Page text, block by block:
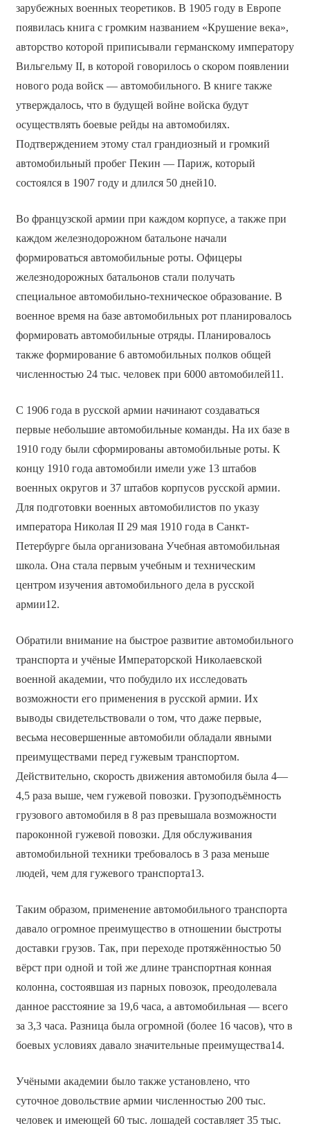
зарубежных военных теоретиков. В 1905 году в Европе
появилась книга с громким названием «Крушение века»,
авторство которой приписывали германскому императору
Вильгельму II, в которой говорилось о скором появлении
нового рода войск — автомобильного. В книге также
утверждалось, что в будущей войне войска будут
осуществлять боевые рейды на автомобилях.
Подтверждением этому стал грандиозный и громкий
автомобильный пробег Пекин — Париж, который
состоялся в 1907 году и длился 50 дней10.
Во французской армии при каждом корпусе, а также при
каждом железнодорожном батальоне начали
формироваться автомобильные роты. Офицеры
железнодорожных батальонов стали получать
специальное автомобильно-техническое образование. В
военное время на базе автомобильных рот планировалось
формировать автомобильные отряды. Планировалось
также формирование 6 автомобильных полков общей
численностью 24 тыс. человек при 6000 автомобилей11.
С 1906 года в русской армии начинают создаваться
первые небольшие автомобильные команды. На их базе в
1910 году были сформированы автомобильные роты. К
концу 1910 года автомобили имели уже 13 штабов
военных округов и 37 штабов корпусов русской армии.
Для подготовки военных автомобилистов по указу
императора Николая II 29 мая 1910 года в Санкт-
Петербурге была организована Учебная автомобильная
школа. Она стала первым учебным и техническим
центром изучения автомобильного дела в русской
армии12.
Обратили внимание на быстрое развитие автомобильного
транспорта и учёные Императорской Николаевской
военной академии, что побудило их исследовать
возможности его применения в русской армии. Их
выводы свидетельствовали о том, что даже первые,
весьма несовершенные автомобили обладали явными
преимуществами перед гужевым транспортом.
Действительно, скорость движения автомобиля была 4—
4,5 раза выше, чем гужевой повозки. Грузоподъёмность
грузового автомобиля в 8 раз превышала возможности
пароконной гужевой повозки. Для обслуживания
автомобильной техники требовалось в 3 раза меньше
людей, чем для гужевого транспорта13.
Таким образом, применение автомобильного транспорта
давало огромное преимущество в отношении быстроты
доставки грузов. Так, при переходе протяжённостью 50
вёрст при одной и той же длине транспортная конная
колонна, состоявшая из парных повозок, преодолевала
данное расстояние за 19,6 часа, а автомобильная — всего
за 3,3 часа. Разница была огромной (более 16 часов), что в
боевых условиях давало значительные преимущества14.
Учёными академии было также установлено, что
суточное довольствие армии численностью 200 тыс.
человек и имеющей 60 тыс. лошадей составляет 35 тыс.